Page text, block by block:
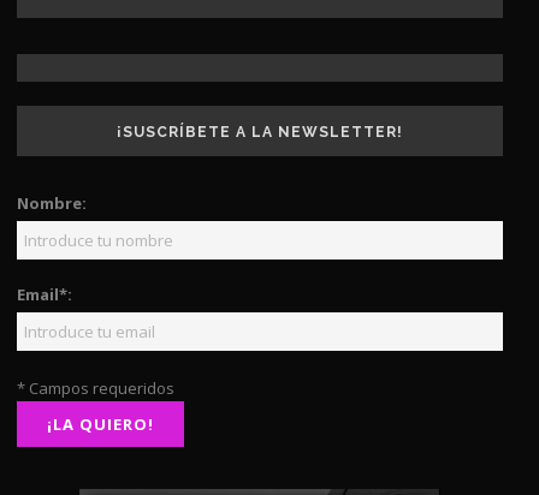
¡SUSCRÍBETE A LA NEWSLETTER!
Nombre:
Email*:
* Campos requeridos